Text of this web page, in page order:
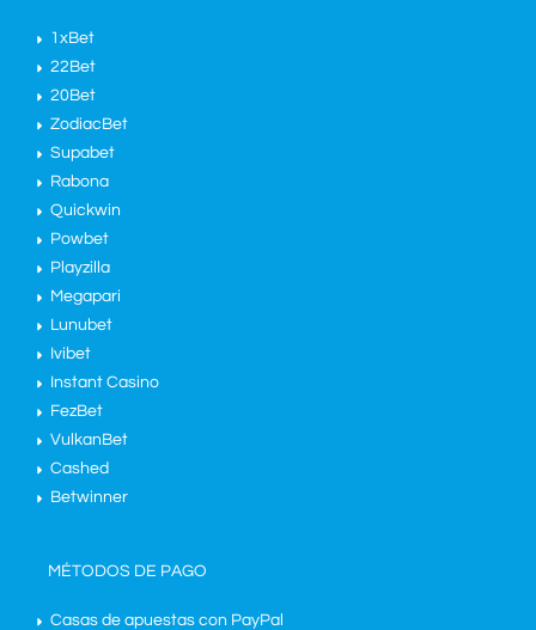
1xBet
22Bet
20Bet
ZodiacBet
Supabet
Rabona
Quickwin
Powbet
Playzilla
Megapari
Lunubet
Ivibet
Instant Casino
FezBet
VulkanBet
Cashed
Betwinner
MÉTODOS DE PAGO
Casas de apuestas con PayPal